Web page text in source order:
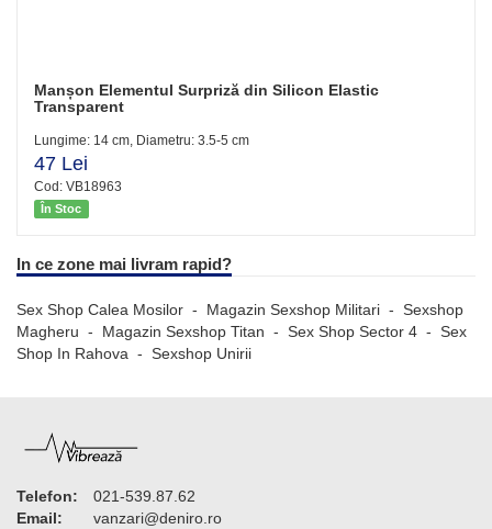
Manșon Elementul Surpriză din Silicon Elastic
Transparent
Lungime: 14 cm, Diametru: 3.5-5 cm
47 Lei
Cod: VB18963
În Stoc
In ce zone mai livram rapid?
Sex Shop Calea Mosilor - Magazin Sexshop Militari - Sexshop
Magheru - Magazin Sexshop Titan - Sex Shop Sector 4 - Sex
Shop In Rahova - Sexshop Unirii
Telefon:
021-539.87.62
Email:
vanzari@deniro.ro